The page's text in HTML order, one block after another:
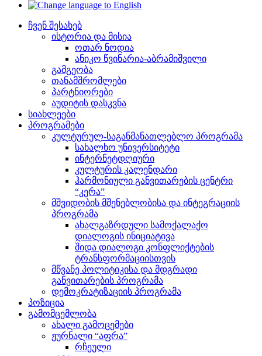
ჩვენ შესახებ
ისტორია და მისია
ოთარ ნოდია
ანიკო წვინარია-აბრამიშვილი
გამგეობა
თანამშრომლები
პარტნიორები
აუდიტის დასკვნა
სიახლეები
პროგრამები
კულტურულ-საგანმანათლებლო პროგრამა
სახალხო უნივერსიტეტი
ინტერნეტდღიური
კულტურის კალენდარი
ჰარმონიული განვითარების ცენტრი
“კერა”
მშვიდობის მშენებლობისა და ინტეგრაციის
პროგრამა
ახალგაზრდული სამოქალაქო
დიალოგის ინიციატივა
შიდა დიალოგი კონფლიქტების
ტრანსფორმაციისთვის
მწვანე პოლიტიკისა და მდგრადი
განვითარების პროგრამა
დემოკრატიზაციის პროგრამა
პოზიცია
გამომცემლობა
ახალი გამოცემები
ჟურნალი “აფრა”
რჩეული